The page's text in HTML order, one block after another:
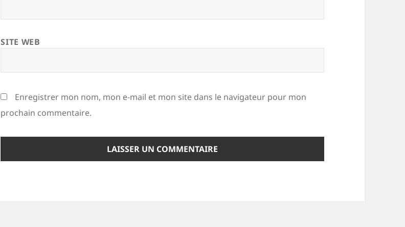
SITE WEB
Enregistrer mon nom, mon e-mail et mon site dans le navigateur pour mon
prochain commentaire.